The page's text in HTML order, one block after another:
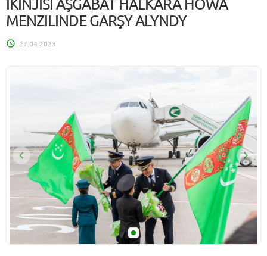
IKINJISI AŞGABAT HALKARA HOWA
MENZILINDE GARŞY ALYNDY
27.04.2023